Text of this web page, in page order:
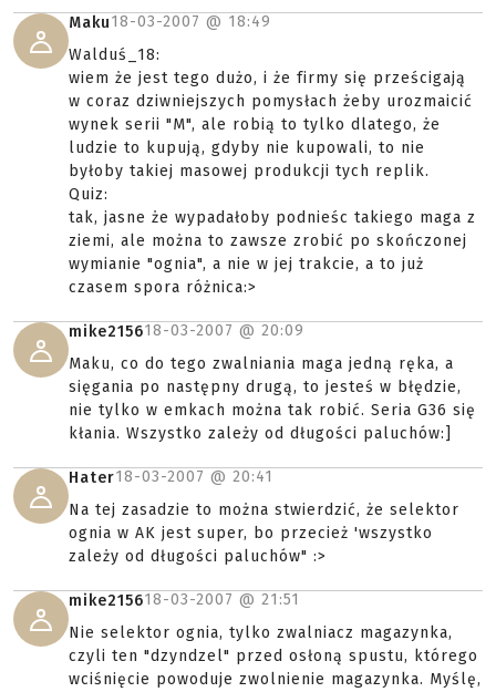
Maku18-03-2007 @ 18:49
Walduś_18:
wiem że jest tego dużo, i że firmy się prześcigają
w coraz dziwniejszych pomysłach żeby urozmaicić
wynek serii "M", ale robią to tylko dlatego, że
ludzie to kupują, gdyby nie kupowali, to nie
byłoby takiej masowej produkcji tych replik.
Quiz:
tak, jasne że wypadałoby podnieśc takiego maga z
ziemi, ale można to zawsze zrobić po skończonej
wymianie "ognia", a nie w jej trakcie, a to już
czasem spora różnica:>
mike215618-03-2007 @ 20:09
Maku, co do tego zwalniania maga jedną ręka, a
sięgania po następny drugą, to jesteś w błędzie,
nie tylko w emkach można tak robić. Seria G36 się
kłania. Wszystko zależy od długości paluchów:]
Hater18-03-2007 @ 20:41
Na tej zasadzie to można stwierdzić, że selektor
ognia w AK jest super, bo przecież 'wszystko
zależy od długości paluchów" :>
mike215618-03-2007 @ 21:51
Nie selektor ognia, tylko zwalniacz magazynka,
czyli ten "dzyndzel" przed osłoną spustu, którego
wciśnięcie powoduje zwolnienie magazynka. Myślę,